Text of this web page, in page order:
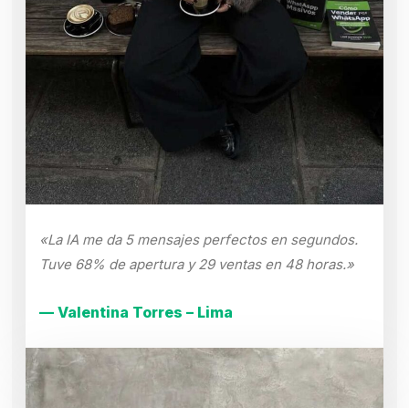
«La IA me da 5 mensajes perfectos en segundos.
Tuve 68% de apertura y 29 ventas en 48 horas.»
— Valentina Torres – Lima